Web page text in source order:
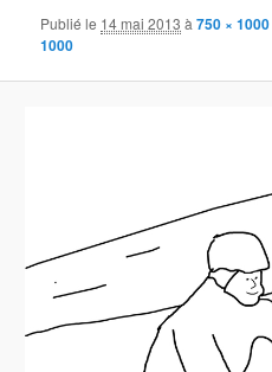
Publié le 14 mai 2013 à750 × 1000
1000